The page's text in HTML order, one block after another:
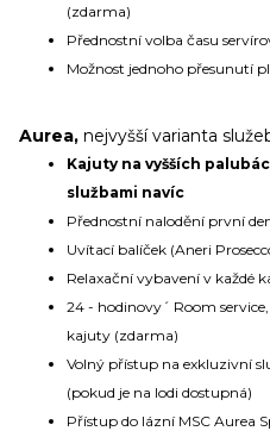
(zdarma)
Přednostní volba času
Možnost jednoho přesunutí
Aurea, nejvyšší varianta
Kajuty na vyšších
službami navíc
Přednostní nalodění první
Uvítací balíček (Aneri
Relaxační vybavení v každé
24 - hodinovy´ Room
kajuty (zdarma)
Volný přístup na exkluzivní
(pokud je na lodi dostupná)
Přístup do lázní MSC Aurea